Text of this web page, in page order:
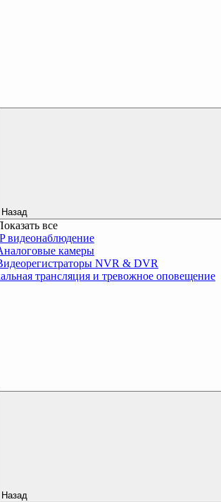
Назад
все
видеонаблюдение
камеры
NVR & DVR
трансляция и тревожное оповещение
Назад